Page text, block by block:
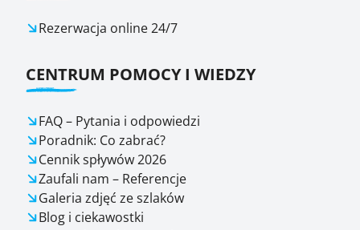
Rezerwacja online 24/7
CENTRUM POMOCY I WIEDZY
FAQ – Pytania i odpowiedzi
Poradnik: Co zabrać?
Cennik spływów 2026
Zaufali nam – Referencje
Galeria zdjęć ze szlaków
Blog i ciekawostki